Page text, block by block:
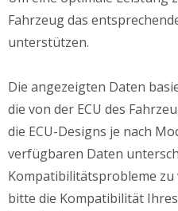
Fahrzeug das
unterstützen.
Die angezeigten Daten
die von der ECU des
die ECU-Designs je nach
verfügbaren Daten
Kompatibilitätsprobleme
bitte die Kompatibilität